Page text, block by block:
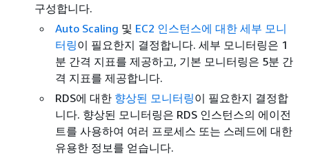
구성합니다.
Auto Scaling 및 EC2 인스턴스에 대한 세부 모니
터링이 필요한지 결정합니다. 세부 모니터링은 1
분 간격 지표를 제공하고, 기본 모니터링은 5분 간
격 지표를 제공합니다.
RDS에 대한 향상된 모니터링이 필요한지 결정합
니다. 향상된 모니터링은 RDS 인스턴스의 에이전
트를 사용하여 여러 프로세스 또는 스레드에 대한
유용한 정보를 얻습니다.